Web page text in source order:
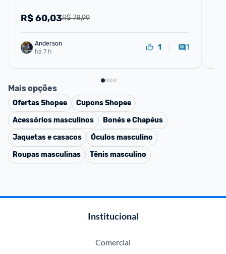
R$ 78,99
R$60,03
Anderson
há 7 h
1 1
Mais opções
OfertasShopee CuponsShopee
Acessórios masculinos
Bonés e Chapéus
Jaquetas e casacos
Óculos masculino
Roupas masculinas
Tênis masculino
Institucional
Comercial